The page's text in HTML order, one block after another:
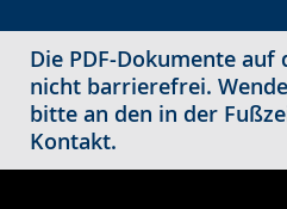
Die PDF-Dokumente auf
nicht barrierefrei.
bitte an den in der
Kontakt.